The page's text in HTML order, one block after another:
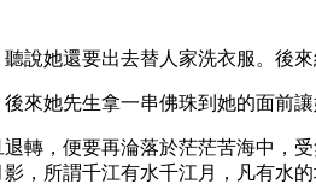
說她還要出去替人家洗衣服。後來
來她先生拿一串佛珠到她的面前
轉，便要再淪落於茫茫苦海中，
，所謂千江有水千江月，凡有水